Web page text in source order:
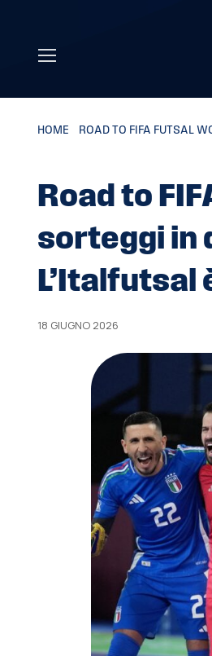
HOME ROAD TO FIFA FUTSAL
Road to
sorteggi in
L’Italfutsal
18 GIUGNO 2026